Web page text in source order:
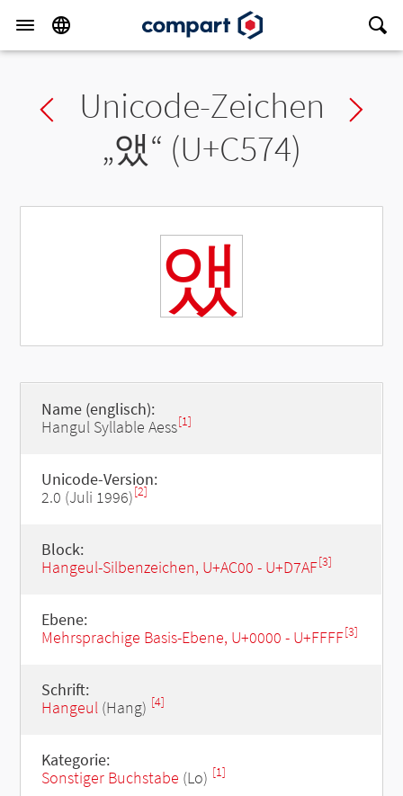
Previous char
Unicode-Zeichen
„앴“ (U+C574)
앴
Name (englisch):
Hangul Syllable Aess[1]
Unicode-Version:
2.0 (Juli 1996)[2]
Block:
Hangeul-Silbenzeichen, U+AC00 - U+D7AF[3]
Ebene:
Mehrsprachige Basis-Ebene, U+0000 - U+FFFF[3]
Schrift:
Hangeul(Hang) [4]
Kategorie:
Sonstiger Buchstabe (Lo) [1]